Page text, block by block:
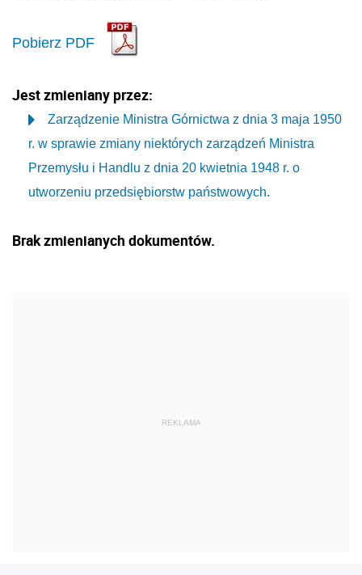
Pobierz PDF
Jest zmieniany przez:
Zarządzenie Ministra Górnictwa z dnia 3 maja 1950
r. w sprawie zmiany niektórych zarządzeń Ministra
Przemysłu i Handlu z dnia 20 kwietnia 1948 r. o
utworzeniu przedsiębiorstw państwowych.
Brak zmienianych dokumentów.